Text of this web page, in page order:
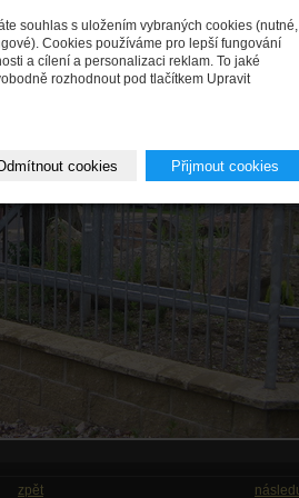
zpět
souhlas s uložením vybraných cookies (nutné,
Cookies používáme pro lepší fungování
a cílení a personalizaci reklam. To jaké
rozhodnout pod tlačítkem Upravit
cookies Přijmout cookies